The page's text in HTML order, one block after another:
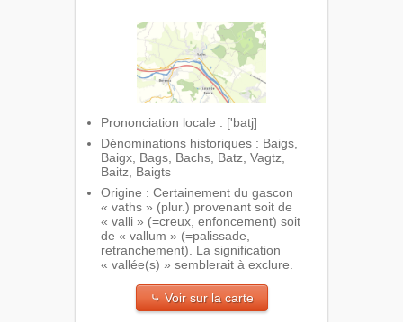
Prononciation locale : ['batj]
Dénominations historiques : Baigs,
Baigx, Bags, Bachs, Batz, Vagtz,
Baitz, Baigts
Origine : Certainement du gascon
« vaths » (plur.) provenant soit de
« valli » (=creux, enfoncement) soit
de « vallum » (=palissade,
retranchement). La signification
« vallée(s) » semblerait à exclure.
⤷ Voir sur la carte